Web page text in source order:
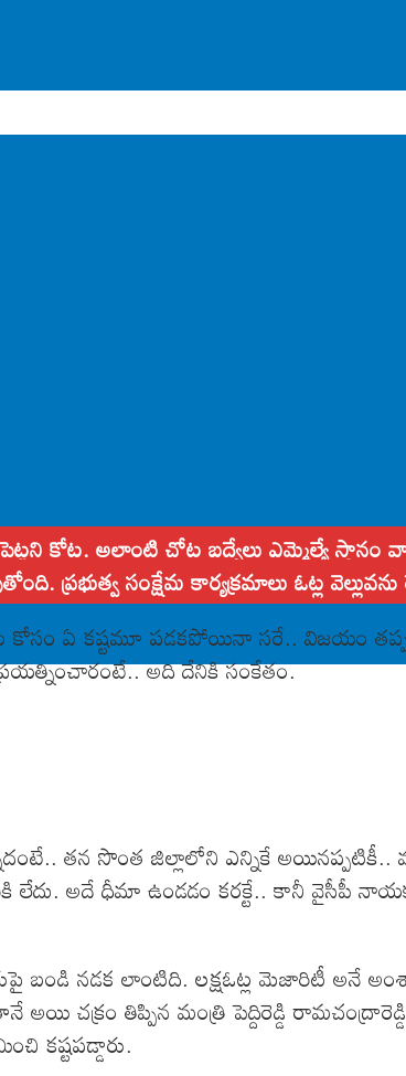
కోట. అలాంటి చోట బద్వేలు ఎమ్మెల్యే స్థానం
ప్రభుత్వ సంక్షేమ కార్యక్రమాలు ఓట్ల
కోసం ఏ కష్టమూ పడకపోయినా సరే.. విజయం
అది దేనికి సంకేతం.
తన సొంత జిల్లాలోని ఎన్నికే అయినప్పటికీ..
లేదు. అదే ధీమా ఉండడం కరక్టే.. కానీ వైసీపీ
బండి నడక లాంటిది. లక్షఓట్ల మెజారిటీ
చక్రం తిప్పిన మంత్రి పెద్దిరెడ్డి
కష్టపడ్డారు.